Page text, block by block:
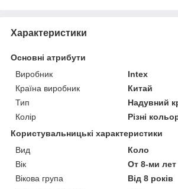
Характеристики
Основні атрибути
Виробник
Intex
Країна виробник
Китай
Тип
Надувний
Колір
Різні
Користувальницькі характеристики
Вид
Коло
Вік
От 8-ми лет
Вікова група
Від 8 років